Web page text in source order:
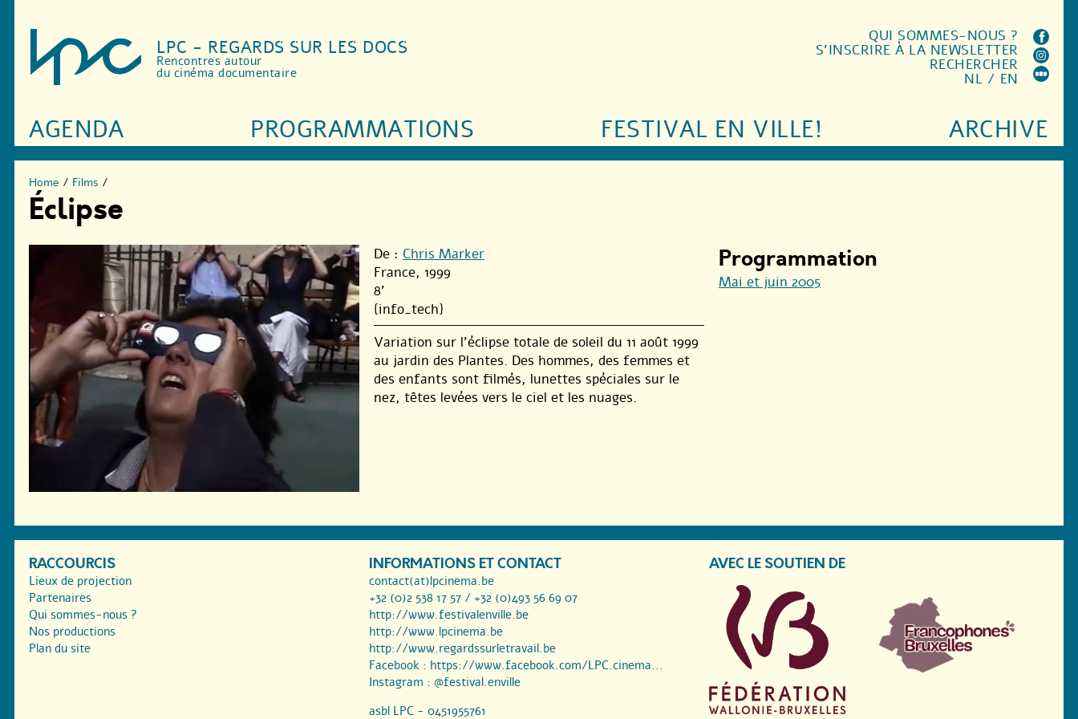
LPC - REGARDS SUR LES DOCS
Rencontres autour
du cinéma documentaire
AGENDA PROGRAMMATIONS FESTIVAL EN VILLE! ARCHIVE
QUI SOMMES-NOUS ?
S'INSCRIRE À LA NEWSLETTER
RECHERCHER
NL / EN
Home / Films /
Éclipse
De : Chris Marker
France, 1999
8'
{info_tech}
Variation sur l’éclipse totale de soleil du 11 août 1999
au jardin des Plantes. Des hommes, des femmes et
des enfants sont filmés, lunettes spéciales sur le
nez, têtes levées vers le ciel et les nuages.
Programmation
Mai et juin 2005
RACCOURCIS
Lieux de projection
Partenaires
Qui sommes-nous ?
Nos productions
Plan du site
INFORMATIONS ET CONTACT
contact(at)lpcinema.be
+32 (0)2 538 17 57 / +32 (0)493 56 69 07
http://www.festivalenville.be
http://www.lpcinema.be
http://www.regardssurletravail.be
Facebook : https://www.facebook.com/LPC.cinema...
Instagram : @festival.enville
asbl LPC - 0451955761
AVEC LE SOUTIEN DE